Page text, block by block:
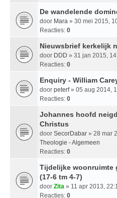
De wandelende
door Mara » 30 mei 2015,
Reacties: 0
Nieuwsbrief kerkelijk
door DDD » 31 jan 2015,
Reacties: 0
Enquiry - William
door peterf» 05 aug 2014,
Reacties: 0
Johannes hoofd
Christus
door SecorDabar » 28 mar
Theologie - Algemeen
Reacties: 0
Tijdelijke woonruimte
(17-6 tm 4-7)
door Zita » 11 apr 2013,
Reacties: 0